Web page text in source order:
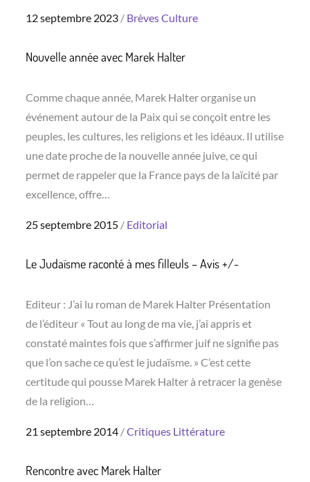
Posted
12 septembre 2023 BrèvesCulture
Nouvelle année avec Marek Halter
Comme chaque année, Marek Halter organise un
événement autour de la Paix qui se conçoit entre les
peuples, les cultures, les religions et les idéaux. Il utilise
une date proche de la nouvelle année juive, ce qui
permet de rappeler que la France pays de la laïcité par
excellence, offre…
Posted
25 septembre 2015 Editorial
Le Judaïsme raconté à mes filleuls – Avis +/-
Editeur : J’ai lu roman de Marek Halter Présentation
de l’éditeur « Tout au long de ma vie, j’ai appris et
constaté maintes fois que s’affirmer juif ne signifie pas
que l’on sache ce qu’est le judaïsme. » C’est cette
certitude qui pousse Marek Halter à retracer la genèse
de la religion…
Posted
21 septembre 2014 Critiques Littérature
Rencontre avec Marek Halter